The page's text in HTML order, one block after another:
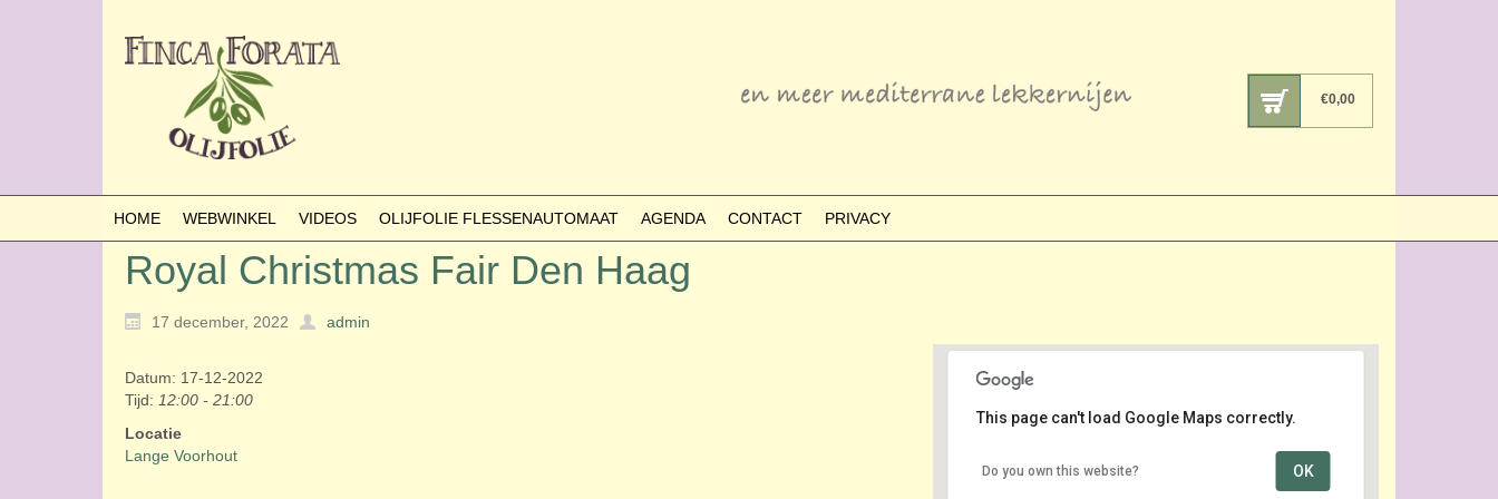
€0,00
HOME WEBWINKEL VIDEOS OLIJFOLIE FLESSENAUTOMAAT AGENDA CONTACT PRIVACY
Royal Christmas Fair Den Haag
17 december, 2022 admin
Lange Voorhout
This page can't load Google Maps correctly.
Do you own this website? OK
Datum: 17-12-2022
Tijd: 12:00 - 21:00
Locatie
Lange Voorhout